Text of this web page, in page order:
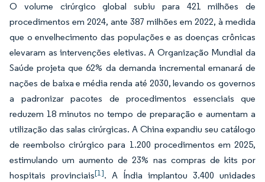
O volume cirúrgico global subiu para 421 milhões de
procedimentos em 2024, ante 387 milhões em 2022, à medida
que o envelhecimento das populações e as doenças crônicas
elevaram as intervenções eletivas. A Organização Mundial da
Saúde projeta que 62% da demanda incremental emanará de
nações de baixa e média renda até 2030, levando os governos
a padronizar pacotes de procedimentos essenciais que
reduzem 18 minutos no tempo de preparação e aumentam a
utilização das salas cirúrgicas. A China expandiu seu catálogo
de reembolso cirúrgico para 1.200 procedimentos em 2025,
estimulando um aumento de 23% nas compras de kits por
hospitais provinciais[1]. A Índia implantou 3.400 unidades